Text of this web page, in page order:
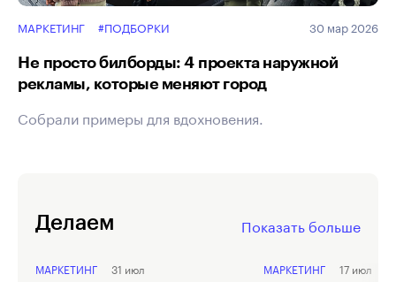
МАРКЕТИНГ #ПОДБОРКИ 30 мар 2026
Не просто билборды: 4 проекта наружной
рекламы, которые меняют город
Собрали примеры для вдохновения.
Делаем Показать больше
31 июл
МАРКЕТИНГ 17 июл
МАРКЕТИНГ